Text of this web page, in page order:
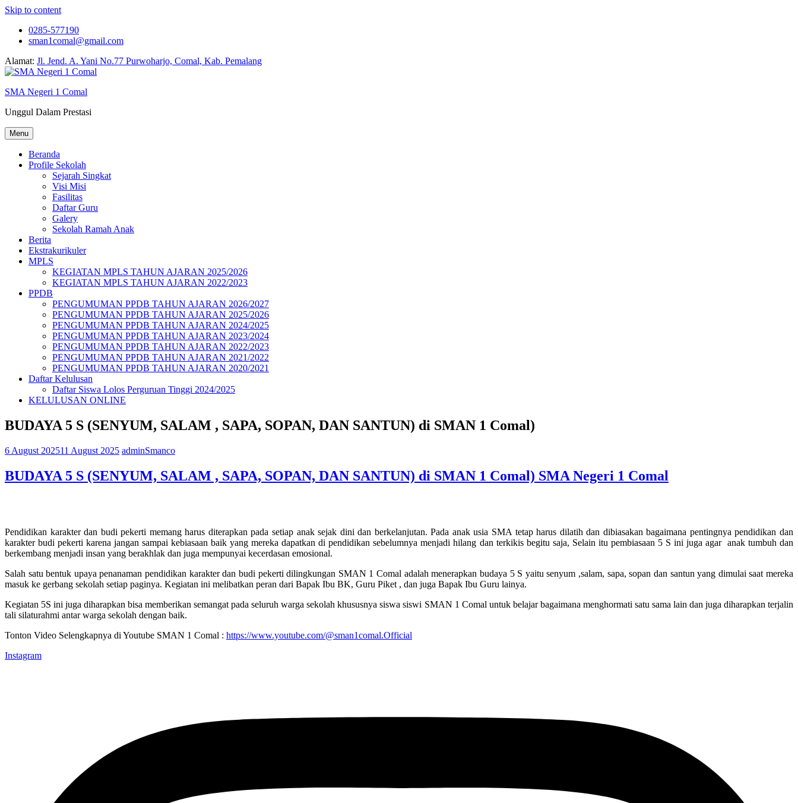
Skip to content
0285-577190
sman1comal@gmail.com
Alamat: Jl. Jend. A. Yani No.77 Purwoharjo, Comal, Kab. Pemalang
SMA Negeri 1 Comal
Unggul Dalam Prestasi
Menu
Beranda
Profile Sekolah
Sejarah Singkat
Visi Misi
Fasilitas
Daftar Guru
Galery
Sekolah Ramah Anak
Berita
Ekstrakurikuler
MPLS
KEGIATAN MPLS TAHUN AJARAN 2025/2026
KEGIATAN MPLS TAHUN AJARAN 2022/2023
PPDB
PENGUMUMAN PPDB TAHUN AJARAN 2026/2027
PENGUMUMAN PPDB TAHUN AJARAN 2025/2026
PENGUMUMAN PPDB TAHUN AJARAN 2024/2025
PENGUMUMAN PPDB TAHUN AJARAN 2023/2024
PENGUMUMAN PPDB TAHUN AJARAN 2022/2023
PENGUMUMAN PPDB TAHUN AJARAN 2021/2022
PENGUMUMAN PPDB TAHUN AJARAN 2020/2021
Daftar Kelulusan
Daftar Siswa Lolos Perguruan Tinggi 2024/2025
KELULUSAN ONLINE
BUDAYA 5 S (SENYUM, SALAM , SAPA, SOPAN, DAN SANTUN) di SMAN 1 Comal)
6 August 202511 August 2025 adminSmanco
BUDAYA 5 S (SENYUM, SALAM , SAPA, SOPAN, DAN SANTUN) di SMAN 1 Comal) SMA Negeri 1 Comal
Pendidikan karakter dan budi pekerti memang harus diterapkan pada setiap anak sejak dini dan berkelanjutan. Pada anak usia SMA tetap harus dilatih dan dibiasakan bagaimana pentingnya pendidikan dan
karakter budi pekerti karena jangan sampai kebiasaan baik yang mereka dapatkan di pendidikan sebelumnya menjadi hilang dan terkikis begitu saja, Selain itu pembiasaan 5 S ini juga agar anak tumbuh dan
berkembang menjadi insan yang berakhlak dan juga mempunyai kecerdasan emosional.
Salah satu bentuk upaya penanaman pendidikan karakter dan budi pekerti dilingkungan SMAN 1 Comal adalah menerapkan budaya 5 S yaitu senyum ,salam, sapa, sopan dan santun yang dimulai saat mereka
masuk ke gerbang sekolah setiap paginya. Kegiatan ini melibatkan peran dari Bapak Ibu BK, Guru Piket , dan juga Bapak Ibu Guru lainya.
Kegiatan 5S ini juga diharapkan bisa memberikan semangat pada seluruh warga sekolah khususnya siswa siswi SMAN 1 Comal untuk belajar bagaimana menghormati satu sama lain dan juga diharapkan terjalin
tali silaturahmi antar warga sekolah dengan baik.
Tonton Video Selengkapnya di Youtube SMAN 1 Comal : https://www.youtube.com/@sman1comal.Official
Instagram